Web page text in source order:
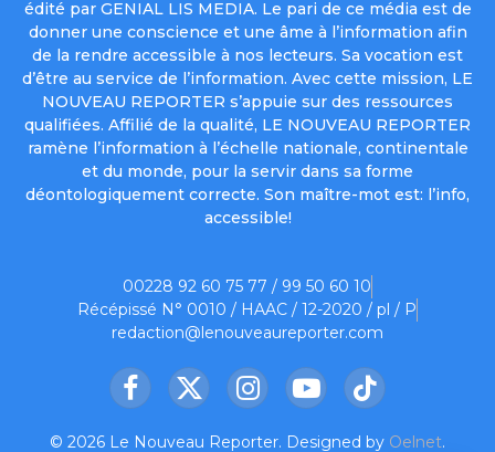
édité par GENIAL LIS MEDIA. Le pari de ce média est de
donner une conscience et une âme à l’information afin
de la rendre accessible à nos lecteurs. Sa vocation est
d’être au service de l’information. Avec cette mission, LE
NOUVEAU REPORTER s’appuie sur des ressources
qualifiées. Affilié de la qualité, LE NOUVEAU REPORTER
ramène l’information à l’échelle nationale, continentale
et du monde, pour la servir dans sa forme
déontologiquement correcte. Son maître-mot est: l’info,
accessible!
00228 92 60 75 77 / 99 50 60 10
Récépissé N° 0010 / HAAC / 12-2020 / pl / P
redaction@lenouveaureporter.com
Facebook
X
InstagramYouTubeTikTok
© 2026 Le Nouveau Reporter. Designed by Oelnet.